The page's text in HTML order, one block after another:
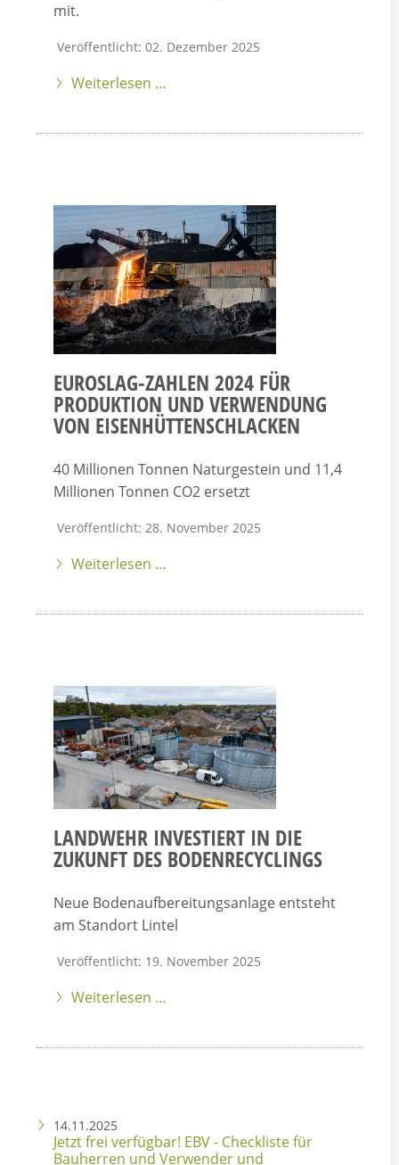
mit.
Veröffentlicht: 02. Dezember 2025
Weiterlesen …
EUROSLAG-ZAHLEN 2024 FÜR
PRODUKTION UND VERWENDUNG
VON EISENHÜTTENSCHLACKEN
40 Millionen Tonnen Naturgestein und 11,4
Millionen Tonnen CO2 ersetzt
Veröffentlicht: 28. November 2025
Weiterlesen …
LANDWEHR INVESTIERT IN DIE
ZUKUNFT DES BODENRECYCLINGS
Neue Bodenaufbereitungsanlage entsteht
am Standort Lintel
Veröffentlicht: 19. November 2025
Weiterlesen …
14.11.2025
Jetzt frei verfügbar! EBV - Checkliste für
Bauherren und Verwender und